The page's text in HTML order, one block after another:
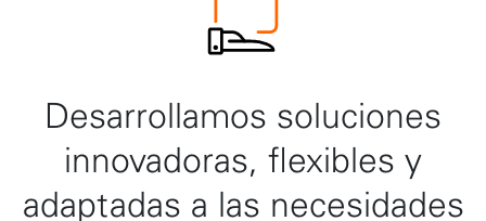
Desarrollamos soluciones
innovadoras, flexibles y
adaptadas a las necesidades